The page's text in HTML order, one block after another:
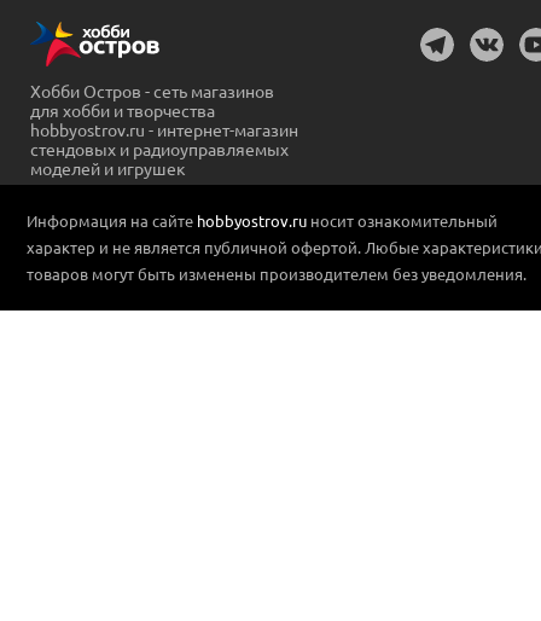
Хобби Остров - сеть магазинов
для хобби и творчества
hobbyostrov.ru - интернет-магазин
стендовых и радиоуправляемых
моделей и игрушек
Информация на сайте hobbyostrov.ru носит ознакомительный
характер и не является публичной офертой. Любые
товаров могут быть изменены производителем без уведомления.